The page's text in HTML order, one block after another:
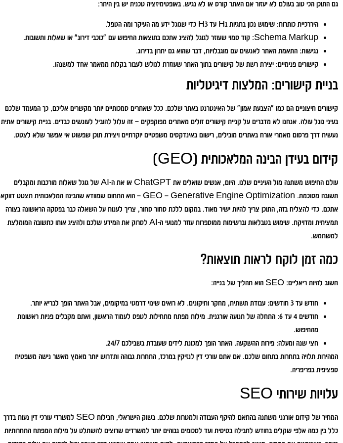
גם התוכן הכי טוב בעולם לא יעזור אם האתר קורס או לא נגיש. באופטימיזציה טכנית יש בין היתר:
היררכיית כותרות: שימוש נכון בתגיות H1 עד H3 כדי שגוגל ידע מה העיקר ומה הטפל.
Schema Markup: קוד סמוי שעוזר לגוגל להציג אתכם בתוצאות החיפוש עם "כוכבי דירוג" או שאלות ותשובות.
נגישות: התאמת האתר לאנשים עם מוגבלויות, דבר שהוא גם יתרון בדירוג.
קישורים פנימיים: יצירת רשת של קישורים בתוך האתר שעוזרת לגולש לעבור בקלות ממאמר אחד למשנהו.
בניית קישורים: המלצות דיגיטליות
קישורים חיצוניים הם כמו "הצבעת אמון" של האינטרנט באתר שלכם. ככל שאתרים סמכותיים יותר מקשרים אליכם, כך המעמד שלכם
בעיני גוגל עולה. אנחנו לא מדברים על קניית קישורים זולים מאתרים מפוקפקים – זה עלול להוביל לעונשים כבדים. בניית קישורים אתית
נעשית דרך פרסום מאמרי אורח באתרים מובילים, רישום באינדקסים משפטיים יוקרתיים ויצירת תוכן שפשוט אי אפשר שלא לצטט.
קידום בעידן הבינה המלאכותית (GEO)
עולם החיפוש משתנה מול העיניים שלנו. היום, אנשים שואלים את ChatGPT או את ה-AI של גוגל שאלות מורכבות ומקבלים
תשובה מסוכמת. GEO – Generative Engine Optimization – הוא התחום שמוודא שהבינה המלאכותית תצטט דווקא
אתכם. כדי להצליח בזה, התוכן צריך להיות ישיר מאוד. במקום ללכת סחור סחור, צריך לענות על השאלה כבר בפסקה הראשונה בצורה
תמציתית ומדויקת. שימוש בטבלאות וברשימות ממוספרות עוזר למנועי ה-AI לסרוק את המידע שלכם ולהציג אותו כתשובה המומלצת
למשתמש.
כמה זמן לוקח לראות תוצאות?
חשוב להיות ריאליים: SEO הוא תהליך של בנייה:
חודש עד 3 חודשים:
עבודת תשתית, מחקר ותיקונים. לא רואים שינוי דרמטי במיקומים, אבל האתר הופך לבריא יותר.
חודשים 4 עד 6:
התחלה של תנועה אורגנית. מילות מפתח מתחילות לטפס לעמוד הראשון, ואתם מקבלים פניות ראשונות
מהחיפוש.
חצי שנה ומעלה: פירות ההשקעה. האתר הופך למכונת לידים שעובדת בשבילכם 24/7.
המהירות תלויה בתחרות בתחום שלכם. אם אתם עורכי דין לנזיקין במרכז, התחרות גבוהה ותדרוש יותר מאמץ מאשר נישה משפטית
ספציפית בפריפריה.
עלויות שירותי SEO
המחיר של קידום אורגני משתנה בהתאם להיקף העבודה ולמטרות שלכם. בשוק הישראלי, חבילות SEO למשרדי עורכי דין נעות בדרך
כלל בין כמה אלפי שקלים בחודש לחבילה בסיסית ועד לסכומים גבוהים יותר למשרדים שרוצים להשתלט על מילות המפתח התחרותיות